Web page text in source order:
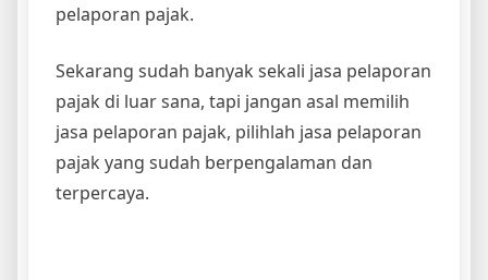
pelaporan pajak.
Sekarang sudah banyak sekali jasa pelaporan
pajak di luar sana, tapi jangan asal memilih
jasa pelaporan pajak, pilihlah jasa pelaporan
pajak yang sudah berpengalaman dan
terpercaya.